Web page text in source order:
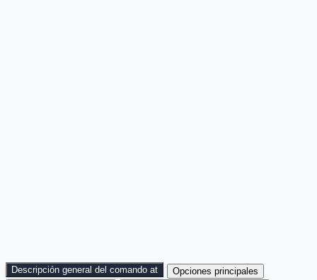
Descripción general del comando at
Opciones principales